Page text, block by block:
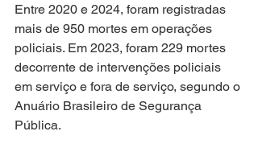
Entre 2020 e 2024, foram registradas
mais de 950 mortes em operações
policiais. Em 2023, foram 229 mortes
decorrente de intervenções policiais
em serviço e fora de serviço, segundo o
Anuário Brasileiro de Segurança
Pública.